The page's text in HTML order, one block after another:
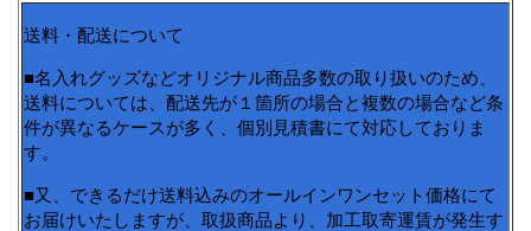
送料・配送について
■名入れグッズなどオリジナル商品多数の取り扱いのため、
送料については、配送先が１箇所の場合と複数の場合など条
件が異なるケースが多く、個別見積書にて対応しておりま
す。
■又、できるだけ送料込みのオールインワンセット価格にて
お届けいたしますが、取扱商品より、加工取寄運賃が発生す